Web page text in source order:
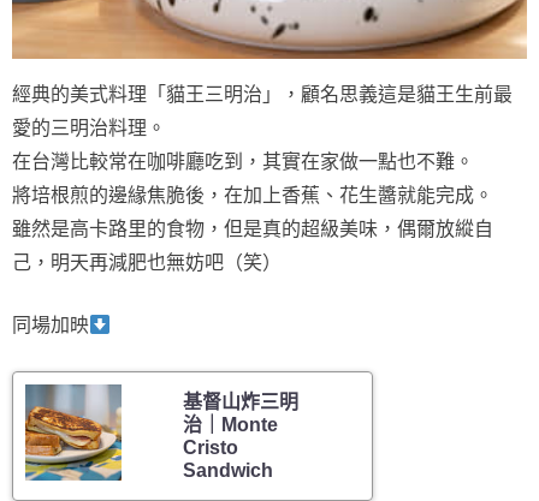
經典的美式料理「貓王三明治」，顧名思義這是貓王生前最
愛的三明治料理。
在台灣比較常在咖啡廳吃到，其實在家做一點也不難。
將培根煎的邊緣焦脆後，在加上香蕉、花生醬就能完成。
雖然是高卡路里的食物，但是真的超級美味，偶爾放縱自
己，明天再減肥也無妨吧（笑）
同場加映
基督山炸三明
治｜Monte
Cristo
Sandwich